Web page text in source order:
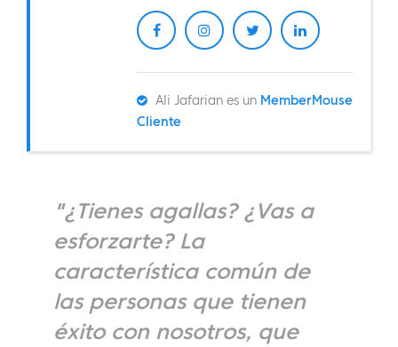
Ali Jafarian es un MemberMouse
Cliente
"¿Tienes agallas? ¿Vas a
esforzarte? La
característica común de
las personas que tienen
éxito con nosotros, que